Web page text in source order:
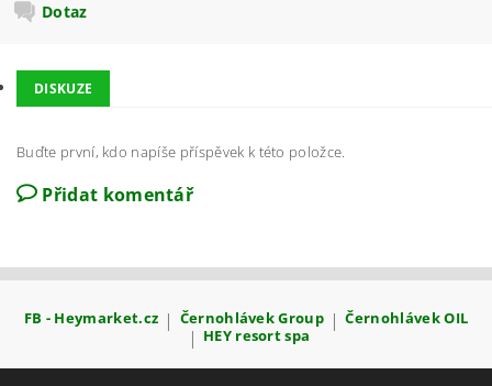
Dotaz
DISKUZE
Buďte první, kdo napíše příspěvek k této položce.
Přidat komentář
FB - Heymarket.cz | Černohlávek Group | Černohlávek OIL
| HEY resort spa